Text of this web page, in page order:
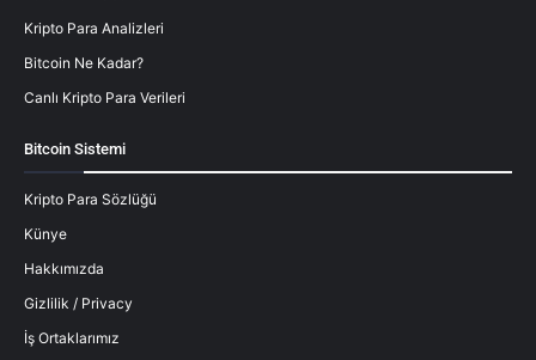
Kripto Para Analizleri
Bitcoin Ne Kadar?
Canlı Kripto Para Verileri
Bitcoin Sistemi
Kripto Para Sözlüğü
Künye
Hakkımızda
Gizlilik / Privacy
İş Ortaklarımız